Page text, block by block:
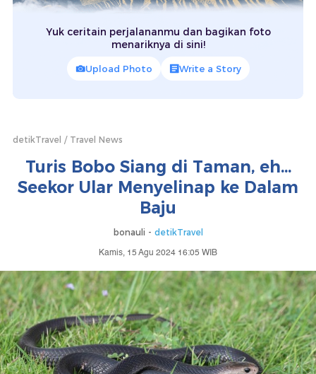
Yuk ceritain perjalananmu dan bagikan foto
menariknya di sini!
Upload Photo Write a Story
detikTravel Travel News
Turis Bobo Siang di Taman, eh...
Seekor Ular Menyelinap ke Dalam
Baju
bonauli - detikTravel
Kamis, 15 Agu 2024 16:05 WIB